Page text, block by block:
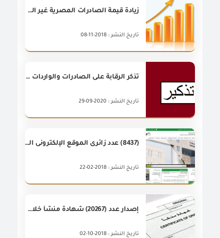
زيادة قيمة الصادرات المصرية غير البترولية لعدد (6) مجالس تصديريه خلال شهر سبتمبر 2018
تاريخ النشر : 2018-11-08
تُذكر الرقابة على الصادرات والواردات السادة السماسرة العقاريين بضرورة التسجيل بسجل الوسطاء العقاريين
تاريخ النشر : 2020-09-29
(8437) عدد زائرى الموقع الإلكترونى الجديد للهيئة خلال يناير 2018
تاريخ النشر : 2018-02-22
إصدار عدد (20267) شهادة منشأ خلال شهر أغسطس 2018
تاريخ النشر : 2018-10-02